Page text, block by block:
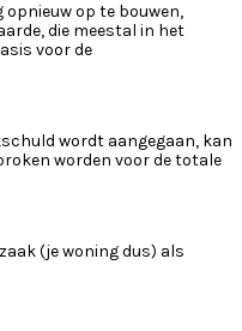
opnieuw op te bouwen,
die meestal in het
voor de
wordt aangegaan, kan
worden voor de totale
(je woning dus) als